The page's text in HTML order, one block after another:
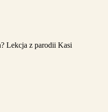
Lekcja z parodii Kasi